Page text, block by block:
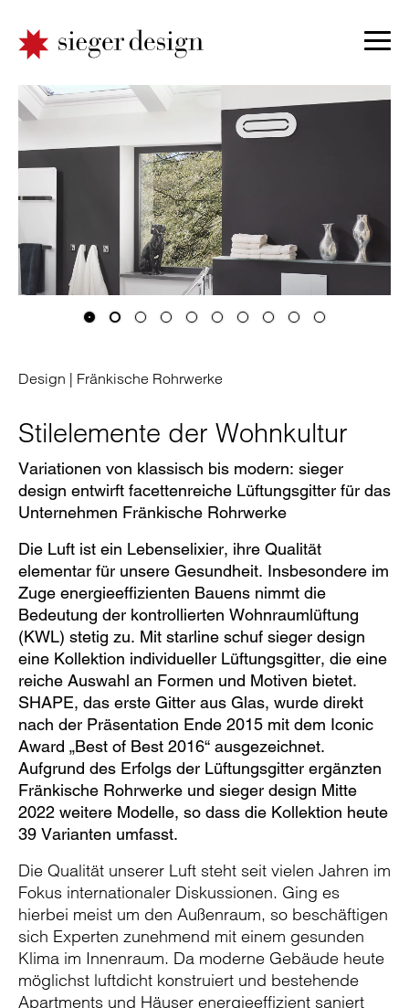
Design | Fränkische Rohrwerke
Stilelemente der Wohnkultur
Variationen von klassisch bis modern: sieger
design entwirft facettenreiche Lüftungsgitter für das
Unternehmen Fränkische Rohrwerke
Die Luft ist ein Lebenselixier, ihre Qualität
elementar für unsere Gesundheit. Insbesondere im
Zuge energieeffizienten Bauens nimmt die
Bedeutung der kontrollierten Wohnraumlüftung
(KWL) stetig zu. Mit starline schuf sieger design
eine Kollektion individueller Lüftungsgitter, die eine
reiche Auswahl an Formen und Motiven bietet.
SHAPE, das erste Gitter aus Glas, wurde direkt
nach der Präsentation Ende 2015 mit dem Iconic
Award „Best of Best 2016“ ausgezeichnet.
Aufgrund des Erfolgs der Lüftungsgitter ergänzten
Fränkische Rohrwerke und sieger design Mitte
2022 weitere Modelle, so dass die Kollektion heute
39 Varianten umfasst.
Die Qualität unserer Luft steht seit vielen Jahren im
Fokus internationaler Diskussionen. Ging es
hierbei meist um den Außenraum, so beschäftigen
sich Experten zunehmend mit einem gesunden
Klima im Innenraum. Da moderne Gebäude heute
möglichst luftdicht konstruiert und bestehende
Apartments und Häuser energieeffizient saniert